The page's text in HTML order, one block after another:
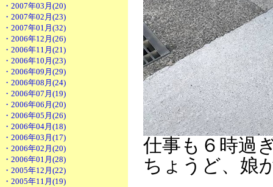
・2007年03月(20)
・2007年02月(23)
・2007年01月(32)
・2006年12月(26)
・2006年11月(21)
・2006年10月(23)
・2006年09月(29)
・2006年08月(24)
・2006年07月(19)
・2006年06月(20)
・2006年05月(26)
・2006年04月(18)
・2006年03月(17)
・2006年02月(20)
・2006年01月(28)
・2005年12月(22)
・2005年11月(19)
仕事も６時過
ちょうど、娘